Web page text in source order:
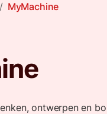
/ MyMachine
ontwerpen en